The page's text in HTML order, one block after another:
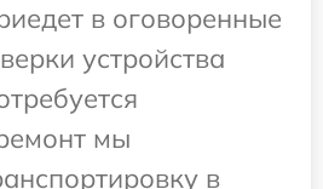
в оговоренные
устройства
мы
в